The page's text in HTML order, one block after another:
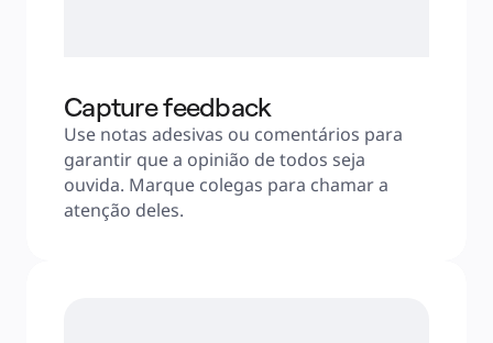
Capture feedback
Use notas adesivas ou comentários para
garantir que a opinião de todos seja
ouvida. Marque colegas para chamar a
atenção deles.